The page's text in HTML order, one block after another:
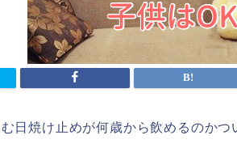
日焼け止めが何歳から飲めるのかつ